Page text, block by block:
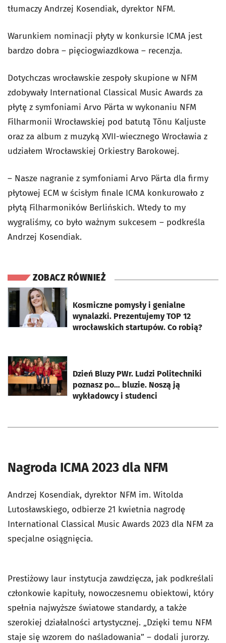
tłumaczy Andrzej Kosendiak, dyrektor NFM.
Warunkiem nominacji płyty w konkursie ICMA jest
bardzo dobra – pięciogwiazdkowa – recenzja.
Dotychczas wrocławskie zespoły skupione w NFM
zdobywały International Classical Music Awards za
płytę z symfoniami Arvo Pärta w wykonaniu NFM
Filharmonii Wrocławskiej pod batutą Tõnu Kaljuste
oraz za album z muzyką XVII-wiecznego Wrocławia z
udziałem Wrocławskiej Orkiestry Barokowej.
– Nasze nagranie z symfoniami Arvo Pärta dla firmy
płytowej ECM w ścisłym finale ICMA konkurowało z
płytą Filharmoników Berlińskich. Wtedy to my
wygraliśmy, co było ważnym sukcesem – podkreśla
Andrzej Kosendiak.
ZOBACZ RÓWNIEŻ
Kosmiczne pomysły i genialne
wynalazki. Prezentujemy TOP 12
wrocławskich startupów. Co robią?
otworzy się w nowej karcie
Dzień Bluzy PWr. Ludzi Politechniki
poznasz po… bluzie. Noszą ją
wykładowcy i studenci
otworzy się w nowej karcie
Nagroda ICMA 2023 dla NFM
Andrzej Kosendiak, dyrektor NFM im. Witolda
Lutosławskiego, odbierze 21 kwietnia nagrodę
International Classical Music Awards 2023 dla NFM za
specjalne osiągnięcia.
Prestiżowy laur instytucja zawdzięcza, jak podkreślali
członkowie kapituły, nowoczesnemu obiektowi, który
spełnia najwyższe światowe standardy, a także
szerokiej działalności artystycznej. „Dzięki temu NFM
staje się wzorem do naśladowania” – dodali jurorzy.